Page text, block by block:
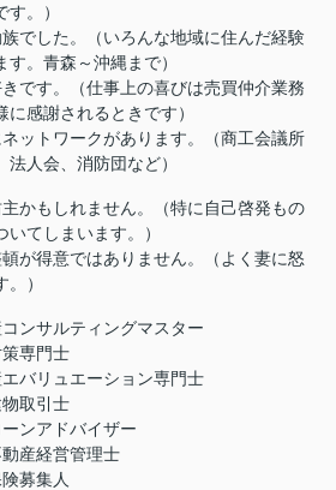
す。）
でした。（いろんな地域に住んだ経験
す。青森～沖縄まで）
です。（仕事上の喜びは売買仲介業務
に感謝されるときです）
ットワークがあります。（商工会議所
法人会、消防団など）
かもしれません。（特に自己啓発もの
いてしまいます。）
が得意ではありません。（よく妻に怒
。）
ンサルティングマスター
専門士
バリュエーション専門士
取引士
ンアドバイザー
産経営管理士
募集人